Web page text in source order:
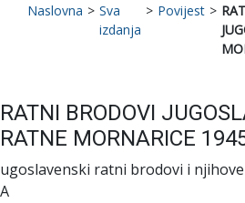
Naslovna > Sva
izdanja
> Povijest >
RATNI BRODOVI
RATNE MORNARICE
ugoslavenski ratni brodovi i njihove
A